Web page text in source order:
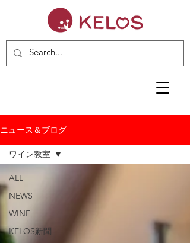
ニュース＆ブログ
ALL
NEWS
WINE
KELOS新聞
ワイン教室